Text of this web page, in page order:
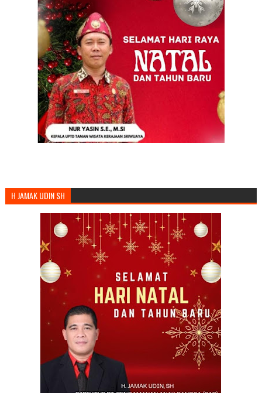
H JAMAK UDIN SH